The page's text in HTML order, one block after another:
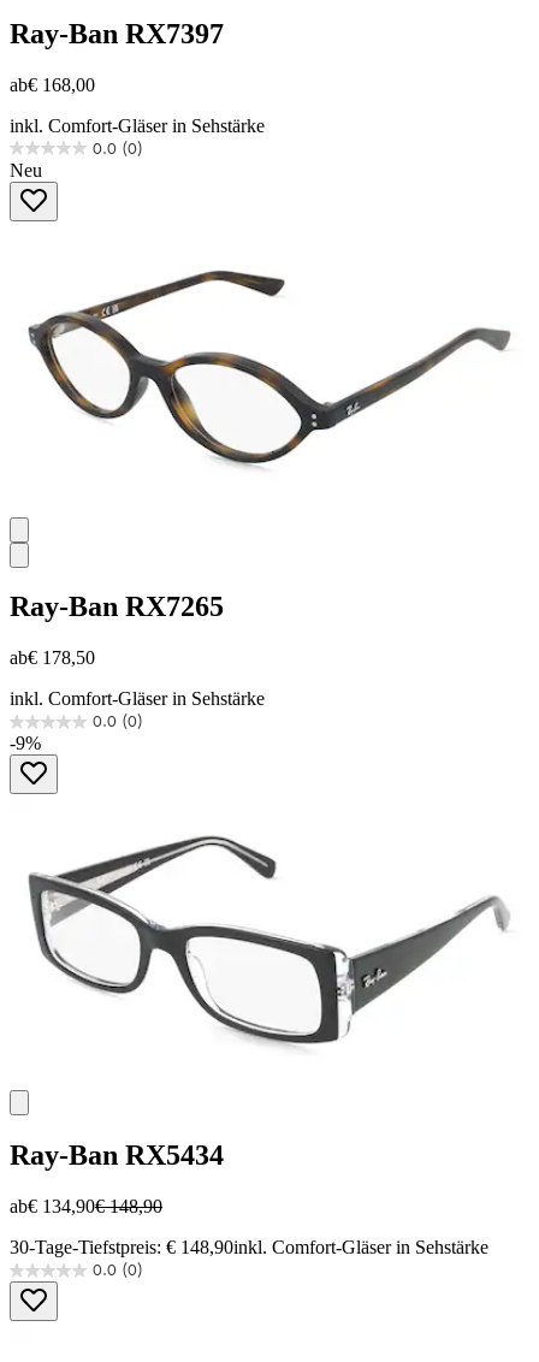
Ray-Ban RX7397
ab€ 168,00
inkl. Comfort-Gläser in Sehstärke
0.0 (0)
0.0
von
Sternen.
Neu
Ray-Ban RX7265
ab€ 178,50
inkl. Comfort-Gläser in Sehstärke
0.0 (0)
0.0
von
Sternen.
-9%
Ray-Ban RX5434
ab€ 134,90€ 148,90
30-Tage-Tiefstpreis: € 148,90inkl. Comfort-Gläser in Sehstärke
0.0 (0)
0.0
von
5